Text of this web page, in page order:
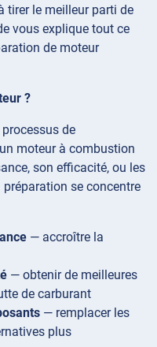
tirer le meilleur parti de
vous explique tout ce
de moteur
?
de
moteur à combustion
son efficacité, ou les
se concentre
— accroître la
— obtenir de meilleures
de carburant
— remplacer les
plus